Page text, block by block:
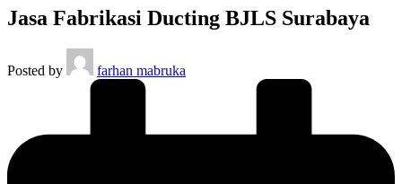
Jasa Fabrikasi Ducting BJLS Surabaya
Posted by farhan mabruka